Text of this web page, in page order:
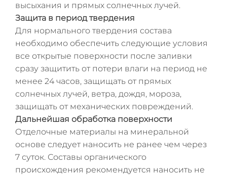
высыхания и прямых солнечных лучей.
Защита в период твердения
Для нормального твердения состава
необходимо обеспечить следующие условия
все открытые поверхности после заливки
сразу защитить от потери влаги на период не
менее 24 часов, защищать от прямых
солнечных лучей, ветра, дождя, мороза,
защищать от механических повреждений.
Дальнейшая обработка поверхности
Отделочные материалы на минеральной
основе следует наносить не ранее чем через
7 суток. Составы органического
происхождения рекомендуется наносить не